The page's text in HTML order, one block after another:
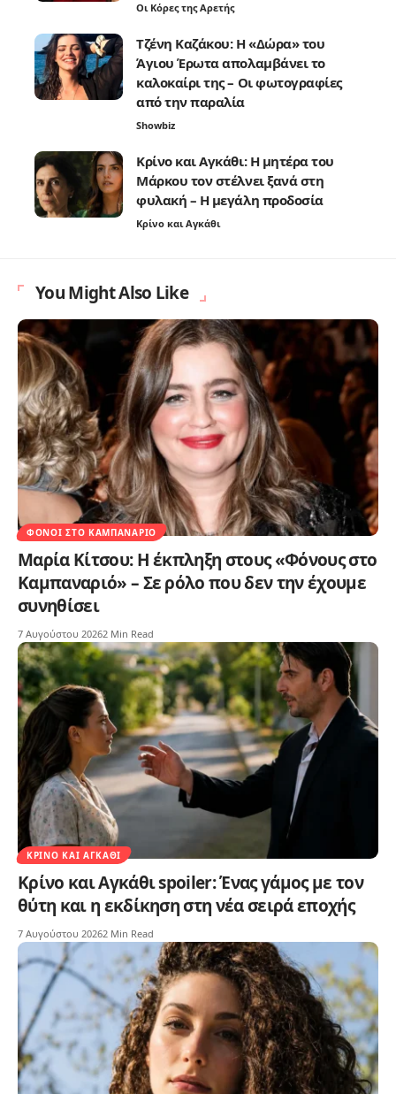
Οι Κόρες της Αρετής
Τζένη Καζάκου: Η «Δώρα» του
Άγιου Έρωτα απολαμβάνει το
καλοκαίρι της – Οι φωτογραφίες
από την παραλία
Showbiz
Κρίνο και Αγκάθι: Η μητέρα του
Μάρκου τον στέλνει ξανά στη
φυλακή – Η μεγάλη προδοσία
Κρίνο και Αγκάθι
You Might Also Like
ΦΌΝΟΙ ΣΤΟ ΚΑΜΠΑΝΑΡΙΌ
Μαρία Κίτσου: Η έκπληξη στους «Φόνους στο
Καμπαναριό» – Σε ρόλο που δεν την έχουμε
συνηθίσει
7 Αυγούστου 20262 Min Read
ΚΡΊΝΟ ΚΑΙ ΑΓΚΆΘΙ
Κρίνο και Αγκάθι spoiler: Ένας γάμος με τον
θύτη και η εκδίκηση στη νέα σειρά εποχής
7 Αυγούστου 20262 Min Read